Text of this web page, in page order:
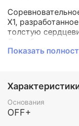
X1,
толстую
Для обеспечения
отборной
пластиковый мяч
Высокие
атакующей
ощущения при
Показать
Основания
OFF+